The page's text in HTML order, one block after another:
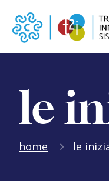
le
home le